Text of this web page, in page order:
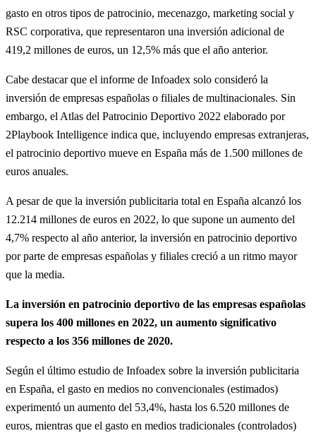
gasto en otros tipos de patrocinio, mecenazgo, marketing social y
RSC corporativa, que representaron una inversión adicional de
419,2 millones de euros, un 12,5% más que el año anterior.
Cabe destacar que el informe de Infoadex solo consideró la
inversión de empresas españolas o filiales de multinacionales. Sin
embargo, el Atlas del Patrocinio Deportivo 2022 elaborado por
2Playbook Intelligence indica que, incluyendo empresas extranjeras,
el patrocinio deportivo mueve en España más de 1.500 millones de
euros anuales.
A pesar de que la inversión publicitaria total en España alcanzó los
12.214 millones de euros en 2022, lo que supone un aumento del
4,7% respecto al año anterior, la inversión en patrocinio deportivo
por parte de empresas españolas y filiales creció a un ritmo mayor
que la media.
La inversión en patrocinio deportivo de las empresas españolas
supera los 400 millones en 2022, un aumento significativo
respecto a los 356 millones de 2020.
Según el último estudio de Infoadex sobre la inversión publicitaria
en España, el gasto en medios no convencionales (estimados)
experimentó un aumento del 53,4%, hasta los 6.520 millones de
euros, mientras que el gasto en medios tradicionales (controlados)